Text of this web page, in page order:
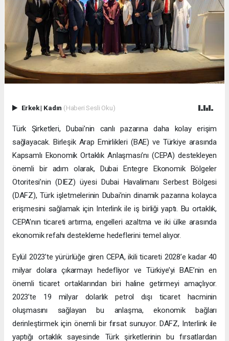
Erkek| Kadın (Haberi Sesli Oku)
Türk Şirketleri, Dubai’nin canlı pazarına daha kolay erişim
sağlayacak. Birleşik Arap Emirlikleri (BAE) ve Türkiye arasında
Kapsamlı Ekonomik Ortaklık Anlaşması’nı (CEPA) destekleyen
önemli bir adım olarak, Dubai Entegre Ekonomik Bölgeler
Otoritesi’nin (DIEZ) üyesi Dubai Havalimanı Serbest Bölgesi
(DAFZ), Türk işletmelerinin Dubai’nin dinamik pazarına kolayca
erişmesini sağlamak için Interlink ile iş birliği yaptı. Bu ortaklık,
CEPA’nın ticareti artırma, engelleri azaltma ve iki ülke arasında
ekonomik refahı destekleme hedeflerini temel alıyor.
Eylül 2023’te yürürlüğe giren CEPA, ikili ticareti 2028’e kadar 40
milyar dolara çıkarmayı hedefliyor ve Türkiye’yi BAE’nin en
önemli ticaret ortaklarından biri haline getirmeyi amaçlıyor.
2023’te 19 milyar dolarlık petrol dışı ticaret hacminin
oluşmasını sağlayan bu anlaşma, ekonomik bağları
derinleştirmek için önemli bir fırsat sunuyor. DAFZ, Interlink ile
yaptığı ortaklık sayesinde Türk şirketlerinin bu fırsatlardan